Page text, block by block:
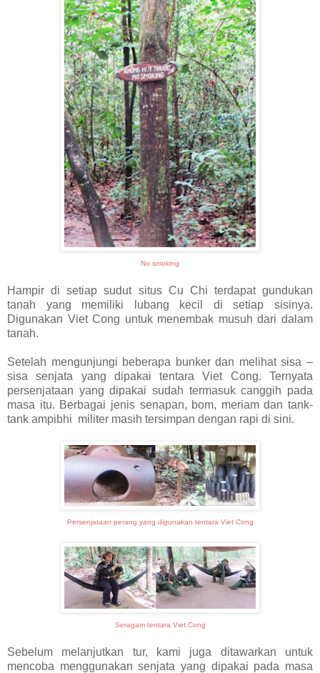
No smoking
Hampir di setiap sudut situs Cu Chi terdapat gundukan
tanah yang memiliki lubang kecil di setiap sisinya.
Digunakan Viet Cong untuk menembak musuh dari dalam
tanah.
Setelah mengunjungi beberapa bunker dan melihat sisa –
sisa senjata yang dipakai tentara Viet Cong. Ternyata
persenjataan yang dipakai sudah termasuk canggih pada
masa itu. Berbagai jenis senapan, bom, meriam dan tank-
tank ampibhi militer masih tersimpan dengan rapi di sini.
Persenjataan perang yang digunakan tentara Viet Cong
Seragam tentara Viet Cong
Sebelum melanjutkan tur, kami juga ditawarkan untuk
mencoba menggunakan senjata yang dipakai pada masa